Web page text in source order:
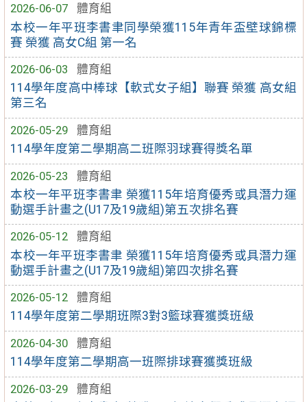
2026-06-07
體育組
本校一年平班李書聿同學榮獲115年青年盃壁球錦標
賽 榮獲 高女C組 第一名
2026-06-03
體育組
114學年度高中棒球【軟式女子組】聯賽 榮獲 高女組
第三名
2026-05-29
體育組
114學年度第二學期高二班際羽球賽得獎名單
2026-05-23
體育組
本校一年平班李書聿 榮獲115年培育優秀或具潛力運
動選手計畫之(U17及19歲組)第五次排名賽
2026-05-12
體育組
本校一年平班李書聿 榮獲115年培育優秀或具潛力運
動選手計畫之(U17及19歲組)第四次排名賽
2026-05-12
體育組
114學年度第二學期班際3對3籃球賽獲獎班級
2026-04-30
體育組
114學年度第二學期高一班際排球賽獲獎班級
2026-03-29
體育組